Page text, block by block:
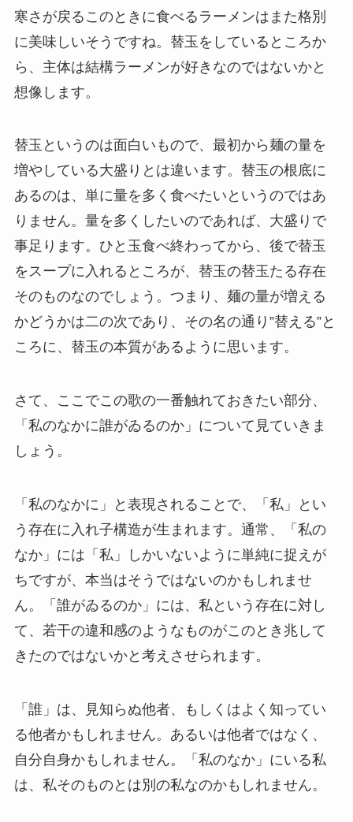
寒さが戻るこのときに食べるラーメンはまた格別
に美味しいそうですね。替玉をしているところか
ら、主体は結構ラーメンが好きなのではないかと
想像します。
替玉というのは面白いもので、最初から麺の量を
増やしている大盛りとは違います。替玉の根底に
あるのは、単に量を多く食べたいというのではあ
りません。量を多くしたいのであれば、大盛りで
事足ります。ひと玉食べ終わってから、後で替玉
をスープに入れるところが、替玉の替玉たる存在
そのものなのでしょう。つまり、麺の量が増える
かどうかは二の次であり、その名の通り”替える”と
ころに、替玉の本質があるように思います。
さて、ここでこの歌の一番触れておきたい部分、
「私のなかに誰がゐるのか」について見ていきま
しょう。
「私のなかに」と表現されることで、「私」とい
う存在に入れ子構造が生まれます。通常、「私の
なか」には「私」しかいないように単純に捉えが
ちですが、本当はそうではないのかもしれませ
ん。「誰がゐるのか」には、私という存在に対し
て、若干の違和感のようなものがこのとき兆して
きたのではないかと考えさせられます。
「誰」は、見知らぬ他者、もしくはよく知ってい
る他者かもしれません。あるいは他者ではなく、
自分自身かもしれません。「私のなか」にいる私
は、私そのものとは別の私なのかもしれません。